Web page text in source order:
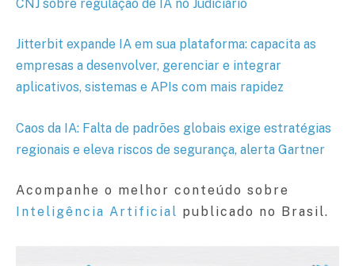
CNJ sobre regulação de IA no Judiciário
Jitterbit expande IA em sua plataforma: capacita as
empresas a desenvolver, gerenciar e integrar
aplicativos, sistemas e APIs com mais rapidez
Caos da IA: Falta de padrões globais exige estratégias
regionais e eleva riscos de segurança, alerta Gartner
Acompanhe o melhor conteúdo sobre
Inteligência Artificial publicado no Brasil.